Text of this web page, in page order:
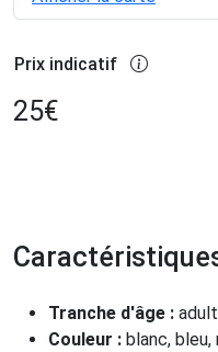
Prix indicatif
25€
Tranche d'âge :
Couleur : blanc,